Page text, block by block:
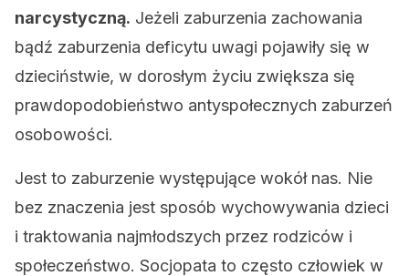
narcystyczną. Jeżeli zaburzenia zachowania
bądź zaburzenia deficytu uwagi pojawiły się w
dzieciństwie, w dorosłym życiu zwiększa się
prawdopodobieństwo antyspołecznych zaburzeń
osobowości.
Jest to zaburzenie występujące wokół nas. Nie
bez znaczenia jest sposób wychowywania dzieci
i traktowania najmłodszych przez rodziców i
społeczeństwo. Socjopata to często człowiek w